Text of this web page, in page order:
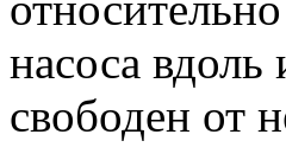
насоса
свободен от